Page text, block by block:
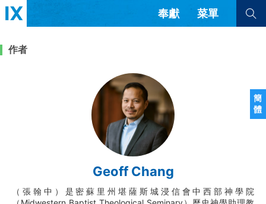
簡
體
奉獻 菜單
書評 訪談
解經式講道與神學
福音傳講與宣教 成員制與教會紀律
查看全部
查看全部
隱私條款
正體中文
西班牙語
葡萄牙語
俄語
作者
Geoff Chang
（張翰中）是密蘇里州堪薩斯城浸信會中西部神學院